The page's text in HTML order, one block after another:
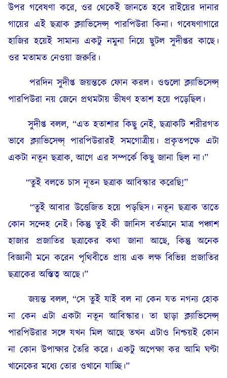
উপর গবেষণা করে, ওর থেকেই জানতে হবে রাইয়ের দানার
গায়ের এই ছত্রাক ক্ল্যাভিসেপ্স্ পারপিউরা কিনা। গবেষণাগারে
হাজির হয়েই সামান্য একটু নমুনা নিয়ে ছুটল সুদীপ্তর কাছে।
ওর মতামত নেওয়া জরুরি।
পরদিন সুদীপ্ত জয়ন্তকে ফোন করল। ওগুলো ক্ল্যাভিসেপ্স্
পারপিউরা নয় জেনে প্রথমটায় ভীষণ হতাশ হয়ে পড়েছিল।
সুদীপ্ত বলল, “এত হতাশার কিছু নেই, ছত্রাকটি শরীরগত
ভাবে ক্ল্যাভিসেপ্স্ পারপিউরারই সমগোত্রীয়। প্রকৃতপক্ষে এটা
একটা নতূন ছত্রাক, আগে এর সম্পর্কে কিছু জানা ছিল না।”
“তুই বলতে চাস নূতন ছত্রাক আবিস্কার করেছি!”
“তুই আবার উত্তেজিত হয়ে পড়ছিস। নতূন ছত্রাক তাতে
কোন সন্দেহ নেই। কিন্তু তুই কী জানিস বর্তমানে মাত্র পঞ্চাশ
হাজার প্রজাতির ছত্রাকের কথা জানা আছে, কিন্তু অনেক
বিজ্ঞানী মনে করেন পৃথিবীতে প্রায় এক লক্ষ বিভিন্ন প্রজাতির
ছত্রাকের অস্তিত্ব আছে।”
জয়ন্ত বলল, “সে তুই যাই বল না কেন যত নগন্য হোক
না কেন এটা একটা নতূন আবিস্কার। তা ছাড়া ক্ল্যাভিসেপ্স্
পারপিউরার সঙ্গে যখন মিল আছে তখন এটাও নিশ্চয়ই কোন
না কোন উপাক্ষার তৈরি করে। একটু অপেক্ষা কর আমি ঘণ্টা
খানেকের মধ্যে তোর ওখানে যাচ্ছি।”